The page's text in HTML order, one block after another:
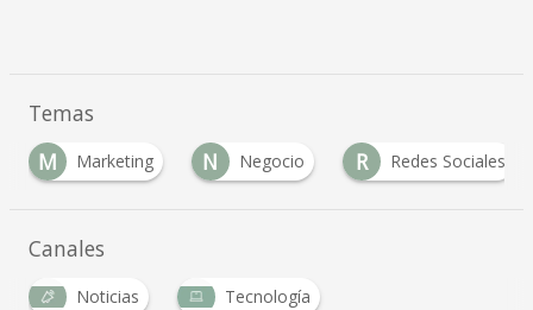
Temas
M
Marketing N Negocio R Redes Sociales
Canales
Noticias Tecnología